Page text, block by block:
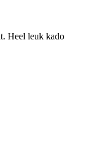
Heel leuk kado